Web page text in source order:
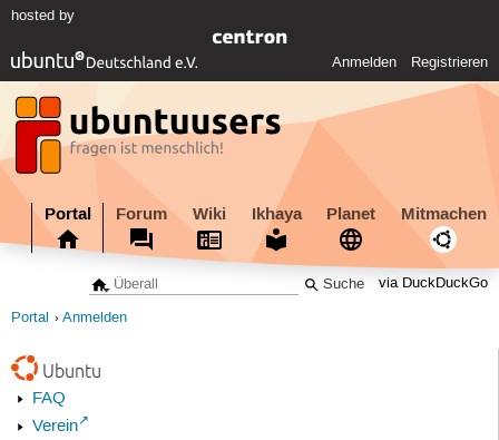
hosted by
Anmelden Registrieren
Portal Forum Wiki Ikhaya Planet Mitmachen
via DuckDuckGo
Portal Anmelden
Ubuntu
FAQ
Verein